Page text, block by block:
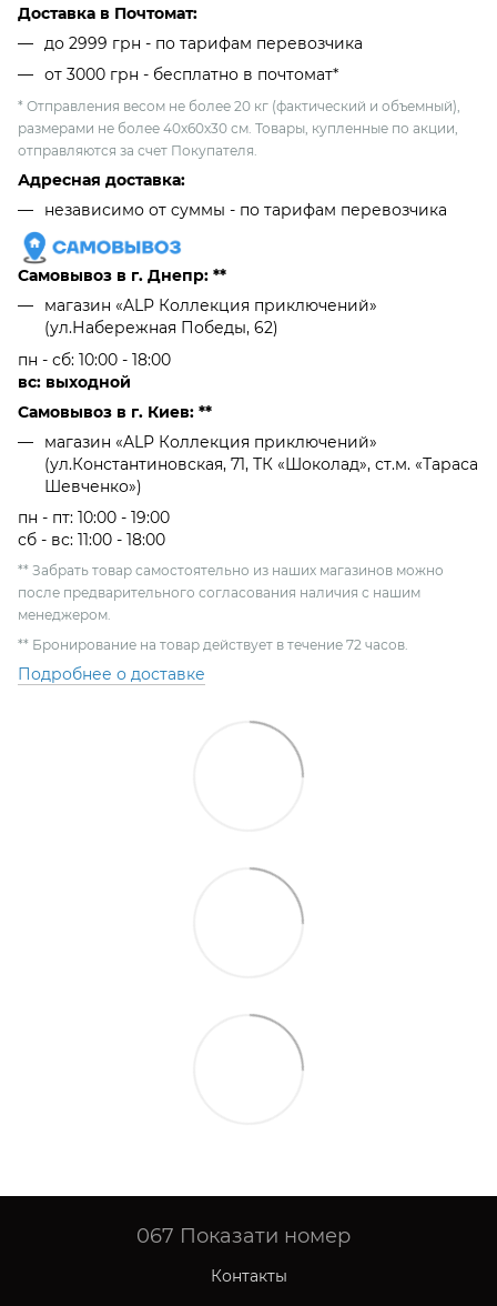
Доставка в Почтомат:
до 2999 грн - по тарифам перевозчика
от 3000 грн - бесплатно в почтомат*
* Отправления весом не более 20 кг (фактический и объемный),
размерами не более 40х60х30 см. Товары, купленные по акции,
отправляются за счет Покупателя.
Адресная доставка:
независимо от cуммы - по тарифам перевозчика
Самовывоз в г. Днепр: **
магазин «ALP Коллекция приключений»
(ул.Набережная Победы, 62)
пн - сб: 10:00 - 18:00
вс: выходной
Самовывоз в г. Киев: **
магазин «ALP Коллекция приключений»
(ул.Константиновская, 71, ТК «Шоколад», ст.м. «Тараса
Шевченко»)
пн - пт: 10:00 - 19:00
сб - вс: 11:00 - 18:00
** Забрать товар самостоятельно из наших магазинов можно
после предварительного согласования наличия с нашим
менеджером.
** Бронирование на товар действует в течение 72 часов.
Подробнее о доставке
067 Показати номер
Контакты